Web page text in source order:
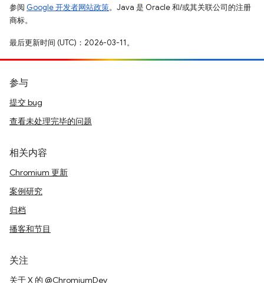
参阅 Google 开发者网站政策。Java 是 Oracle 和/或其关联公司的注册
商标。
最后更新时间 (UTC)：2026-03-11。
参与
提交 bug
查看未处理完毕的问题
相关内容
Chromium 更新
案例研究
归档
播客和节目
关注
关于 X 的 @ChromiumDev